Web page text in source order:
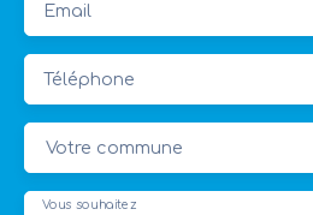
Email
Téléphone
Votre commune
Vous souhaitez